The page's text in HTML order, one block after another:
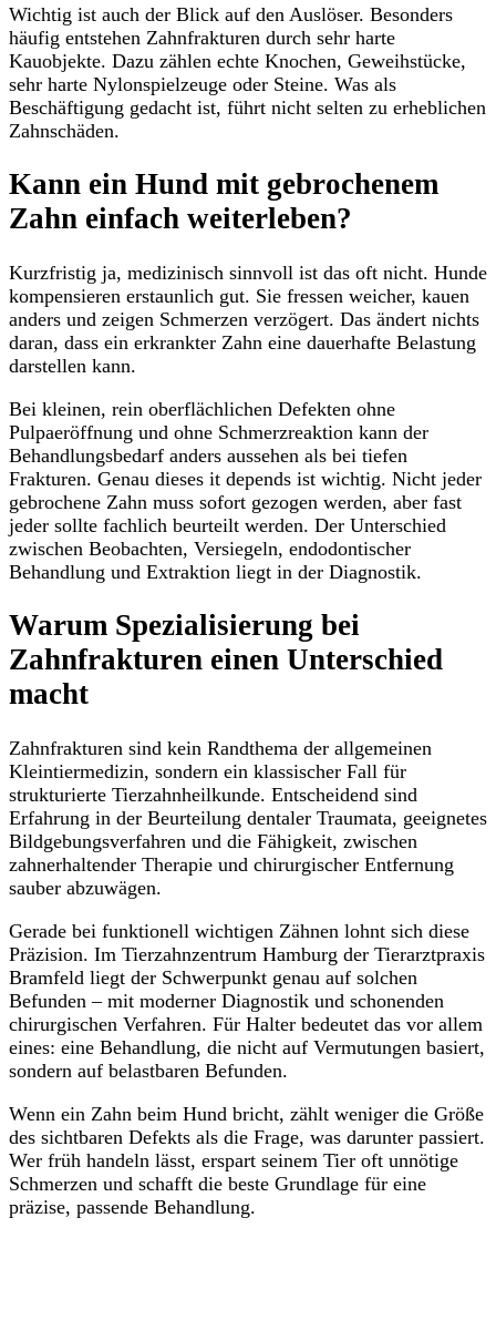
Wichtig ist auch der Blick auf den Auslöser. Besonders
häufig entstehen Zahnfrakturen durch sehr harte
Kauobjekte. Dazu zählen echte Knochen, Geweihstücke,
sehr harte Nylonspielzeuge oder Steine. Was als
Beschäftigung gedacht ist, führt nicht selten zu erheblichen
Zahnschäden.
Kann ein Hund mit gebrochenem
Zahn einfach weiterleben?
Kurzfristig ja, medizinisch sinnvoll ist das oft nicht. Hunde
kompensieren erstaunlich gut. Sie fressen weicher, kauen
anders und zeigen Schmerzen verzögert. Das ändert nichts
daran, dass ein erkrankter Zahn eine dauerhafte Belastung
darstellen kann.
Bei kleinen, rein oberflächlichen Defekten ohne
Pulpaeröffnung und ohne Schmerzreaktion kann der
Behandlungsbedarf anders aussehen als bei tiefen
Frakturen. Genau dieses it depends ist wichtig. Nicht jeder
gebrochene Zahn muss sofort gezogen werden, aber fast
jeder sollte fachlich beurteilt werden. Der Unterschied
zwischen Beobachten, Versiegeln, endodontischer
Behandlung und Extraktion liegt in der Diagnostik.
Warum Spezialisierung bei
Zahnfrakturen einen Unterschied
macht
Zahnfrakturen sind kein Randthema der allgemeinen
Kleintiermedizin, sondern ein klassischer Fall für
strukturierte Tierzahnheilkunde. Entscheidend sind
Erfahrung in der Beurteilung dentaler Traumata, geeignetes
Bildgebungsverfahren und die Fähigkeit, zwischen
zahnerhaltender Therapie und chirurgischer Entfernung
sauber abzuwägen.
Gerade bei funktionell wichtigen Zähnen lohnt sich diese
Präzision. Im Tierzahnzentrum Hamburg der Tierarztpraxis
Bramfeld liegt der Schwerpunkt genau auf solchen
Befunden – mit moderner Diagnostik und schonenden
chirurgischen Verfahren. Für Halter bedeutet das vor allem
eines: eine Behandlung, die nicht auf Vermutungen basiert,
sondern auf belastbaren Befunden.
Wenn ein Zahn beim Hund bricht, zählt weniger die Größe
des sichtbaren Defekts als die Frage, was darunter passiert.
Wer früh handeln lässt, erspart seinem Tier oft unnötige
Schmerzen und schafft die beste Grundlage für eine
präzise, passende Behandlung.